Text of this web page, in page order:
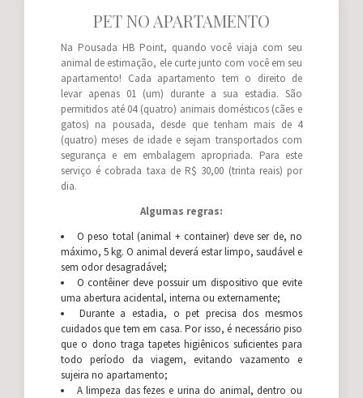
PET NO APARTAMENTO
Na Pousada HB Point, quando você viaja com seu
animal de estimação, ele curte junto com você em seu
apartamento! Cada apartamento tem o direito de
levar apenas 01 (um) durante a sua estadia. São
permitidos até 04 (quatro) animais domésticos (cães e
gatos) na pousada, desde que tenham mais de 4
(quatro) meses de idade e sejam transportados com
segurança e em embalagem apropriada. Para este
serviço é cobrada taxa de R$ 30,00 (trinta reais) por
dia.
Algumas regras:
O peso total (animal + container) deve ser de, no
máximo, 5 kg. O animal deverá estar limpo, saudável e
sem odor desagradável;
O contêiner deve possuir um dispositivo que evite
uma abertura acidental, interna ou externamente;
Durante a estadia, o pet precisa dos mesmos
cuidados que tem em casa. Por isso, é necessário piso
que o dono traga tapetes higiênicos suficientes para
todo período da viagem, evitando vazamento e
sujeira no apartamento;
A limpeza das fezes e urina do animal, dentro ou